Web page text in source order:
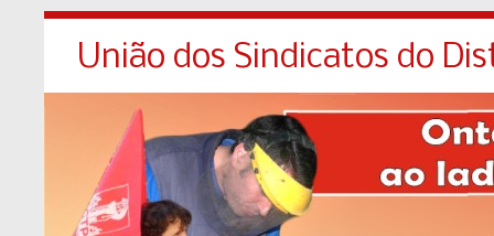
União dos Sindicatos do